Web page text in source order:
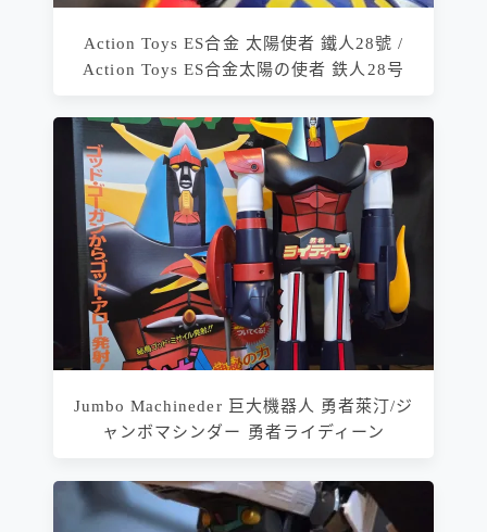
Action Toys ES合金 太陽使者 鐵人28號 /
Action Toys ES合金太陽の使者 鉄人28号
Jumbo Machineder 巨大機器人 勇者萊汀/ジ
ャンボマシンダー 勇者ライディーン